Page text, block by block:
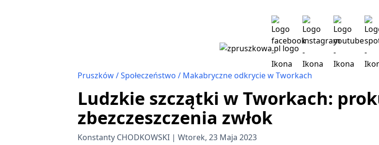
Pruszków Społeczeństwo Makabryczne odkrycie w Tworkach
Ludzkie szczątki w Tworkach:
zbezczeszczenia zwłok
Konstanty CHODKOWSKI Wtorek, 23 Maja 2023